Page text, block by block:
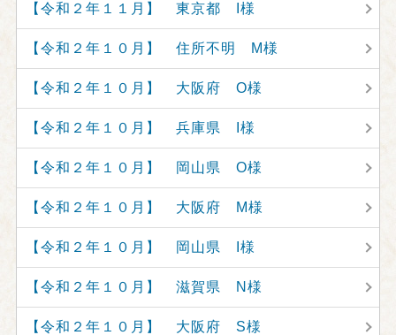
【令和２年１１月】 東京都 I様
【令和２年１０月】 住所不明 M様
【令和２年１０月】 大阪府 O様
【令和２年１０月】 兵庫県 I様
【令和２年１０月】 岡山県 O様
【令和２年１０月】 大阪府 M様
【令和２年１０月】 岡山県 I様
【令和２年１０月】 滋賀県 N様
【令和２年１０月】 大阪府 S様